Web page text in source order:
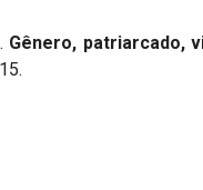
Gênero, patriarcado,